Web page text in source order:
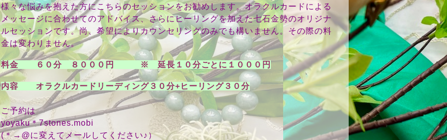
様々な悩みを抱えた方にこちらのセッションをお勧めします。オラクルカードによる
メッセージに合わせてのアドバイス、さらにヒーリングを加えた七石金勢のオリジナ
ルセッションです。尚、希望によりカウンセリングのみでも構いません。その際の料
金は変わりません。
料金 ６０分 ８０００円 ※ 延長１０分ごとに１０００円
内容 オラクルカードリーディング３０分+ヒーリング３０分
ご予約は
yoyaku＊7stones.mobi
(＊→@に変えてメールしてください♪）